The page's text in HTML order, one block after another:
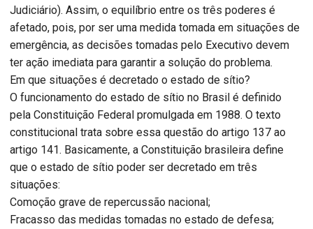
Judiciário). Assim, o equilíbrio entre os três poderes é
afetado, pois, por ser uma medida tomada em situações de
emergência, as decisões tomadas pelo Executivo devem
ter ação imediata para garantir a solução do problema.
Em que situações é decretado o estado de sítio?
O funcionamento do estado de sítio no Brasil é definido
pela Constituição Federal promulgada em 1988. O texto
constitucional trata sobre essa questão do artigo 137 ao
artigo 141. Basicamente, a Constituição brasileira define
que o estado de sítio poder ser decretado em três
situações:
Comoção grave de repercussão nacional;
Fracasso das medidas tomadas no estado de defesa;